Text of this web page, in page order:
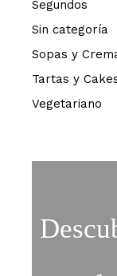
Segundos
Sin categoría
Sopas y
Tartas y
Vegetariano